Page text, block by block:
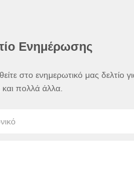
Ενημέρωσης
στο ενημερωτικό μας δελτίο
πολλά άλλα.